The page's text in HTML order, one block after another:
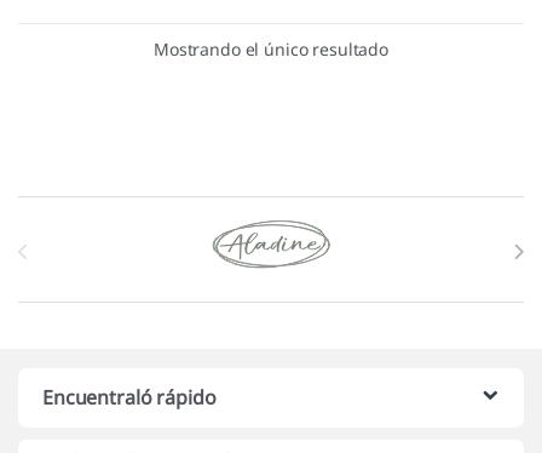
Mostrando el único resultado
Marcas De Carrusel
Encuentraló rápido